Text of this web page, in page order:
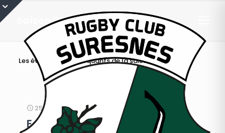
Saison 2014/2015
Les évènements marquants de la saison 2014/2015
25 novembre 2014
Equipe 1ère séniors : résumé de